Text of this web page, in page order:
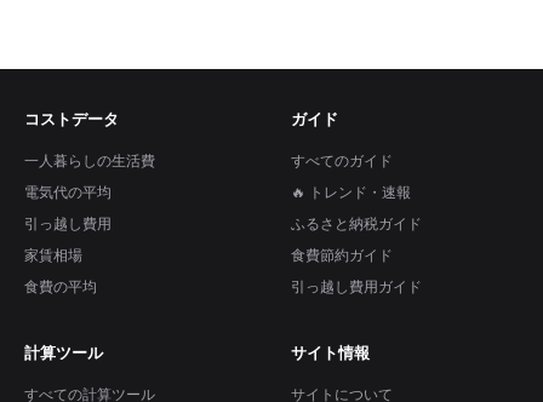
コストデータ
一人暮らしの生活費
電気代の平均
引っ越し費用
家賃相場
食費の平均
ガイド
すべてのガイド
🔥 トレンド・速報
ふるさと納税ガイド
食費節約ガイド
引っ越し費用ガイド
計算ツール
すべての計算ツール
サイト情報
サイトについて